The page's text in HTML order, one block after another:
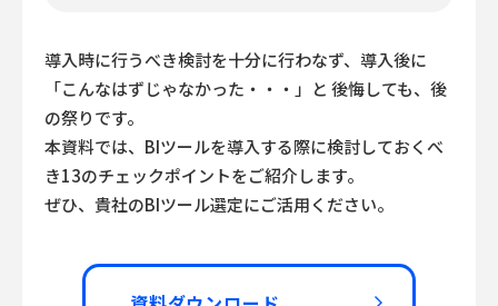
導入時に行うべき検討を十分に行わなず、導入後に
「こんなはずじゃなかった・・・」と 後悔しても、後
の祭りです。
本資料では、BIツールを導入する際に検討しておくべ
き13のチェックポイントをご紹介します。
ぜひ、貴社のBIツール選定にご活用ください。